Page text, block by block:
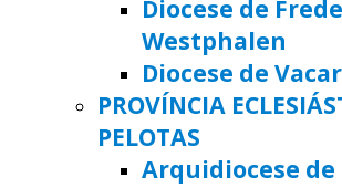
Diocese de
Westphalen
Diocese de
PROVÍNCIA
PELOTAS
Arquidiocese de